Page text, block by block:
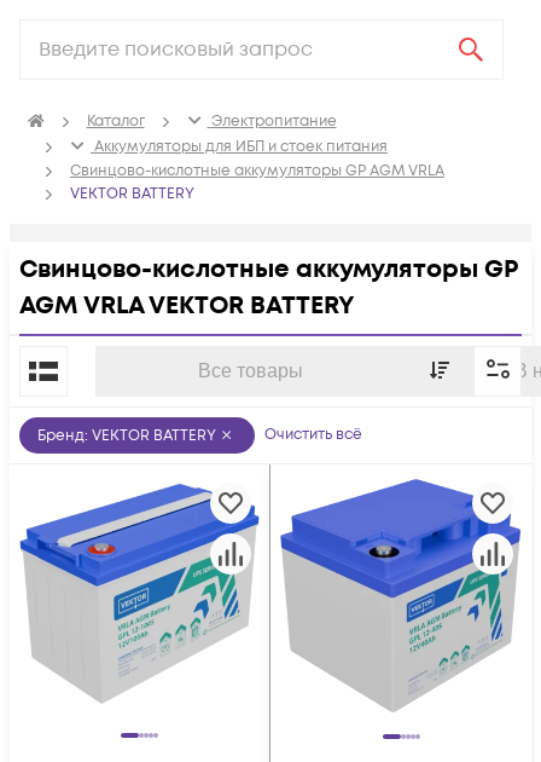
Каталог
Электропитание
Аккумуляторы для ИБП и стоек питания
Свинцово-кислотные аккумуляторы GP AGM VRLA
VEKTOR BATTERY
Свинцово-кислотные аккумуляторы GP
AGM VRLA VEKTOR BATTERY
Все товары В
По популярности
Бренд: VEKTOR BATTERY Очистить всё